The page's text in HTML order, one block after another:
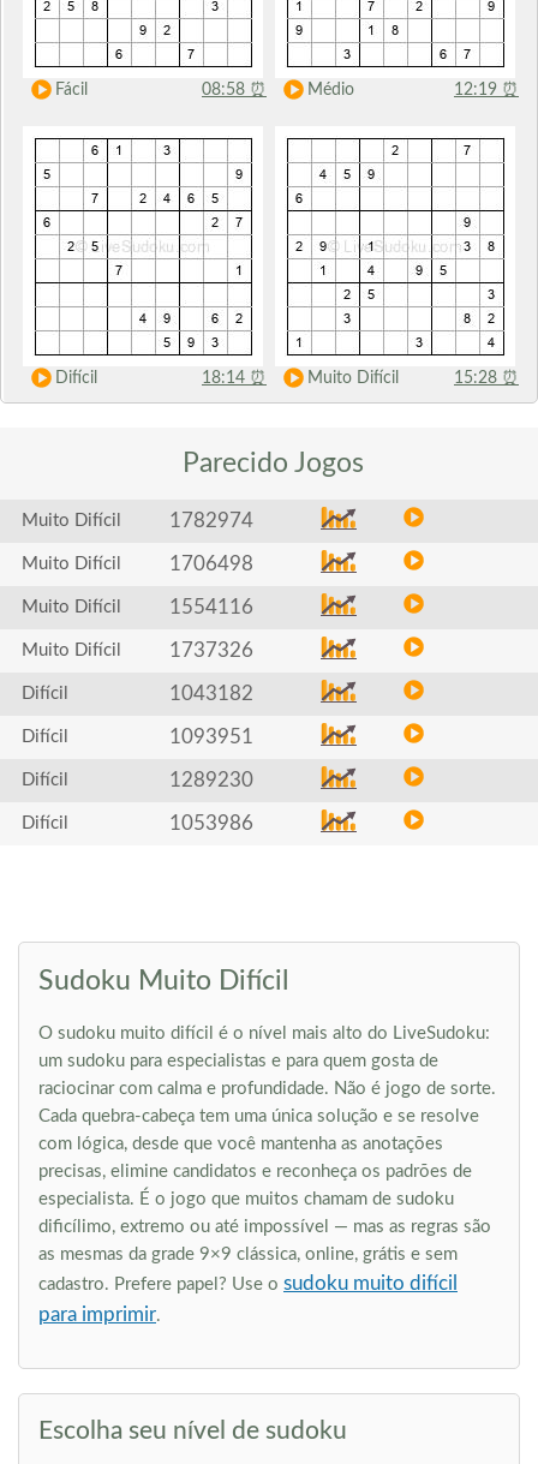
Fácil 08:58 ⏰ Médio 12:19 ⏰
Difícil 18:14 ⏰ Muito Difícil 15:28 ⏰
Parecido Jogos
Muito Difícil 1782974
Muito Difícil 1706498
Muito Difícil 1554116
Muito Difícil 1737326
Difícil 1043182
Difícil 1093951
Difícil 1289230
Difícil 1053986
Sudoku Muito Difícil
O sudoku muito difícil é o nível mais alto do LiveSudoku:
um sudoku para especialistas e para quem gosta de
raciocinar com calma e profundidade. Não é jogo de sorte.
Cada quebra-cabeça tem uma única solução e se resolve
com lógica, desde que você mantenha as anotações
precisas, elimine candidatos e reconheça os padrões de
especialista. É o jogo que muitos chamam de sudoku
dificílimo, extremo ou até impossível — mas as regras são
as mesmas da grade 9×9 clássica, online, grátis e sem
cadastro. Prefere papel? Use o sudoku muito difícil
para imprimir.
Escolha seu nível de sudoku